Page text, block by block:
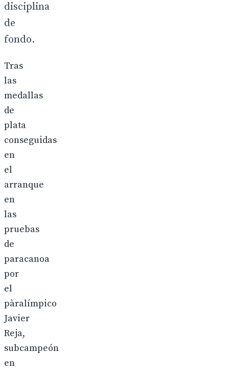
disciplina
de
fondo.
Tras
las
medallas
de
plata
conseguidas
en
el
arranque
en
las
pruebas
de
paracanoa
por
el
pàralímpico
Javier
Reja,
subcampeón
en